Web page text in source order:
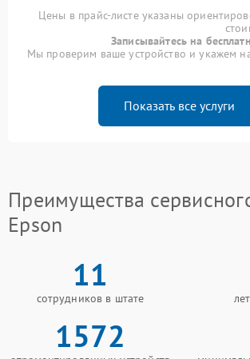
Цены в прайс-листе указаны
Записывайтесь на
Мы проверим ваше устройство и укажем
Показать все услуги
Преимущества
Epson
11
сотрудников в штате
1572